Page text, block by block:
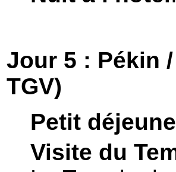
Jour 5 : Pékin
TGV)
Petit
Visite du